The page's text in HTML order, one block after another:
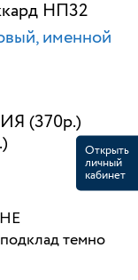
НП32
именной
(370р.)
темно
Открыть
личный
кабинет